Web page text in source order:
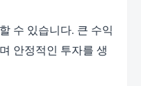
수 있습니다. 큰 수익
안정적인 투자를 생